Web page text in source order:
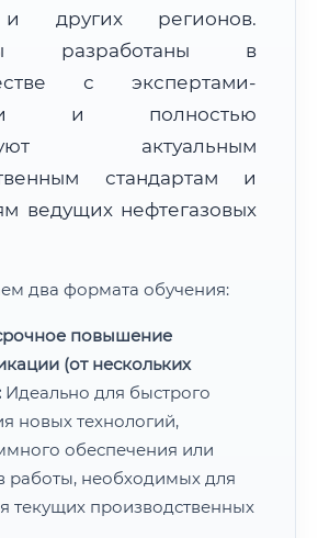
других регионов.
разработаны в
с экспертами-
и полностью
актуальным
стандартам и
ведущих нефтегазовых
два формата обучения:
повышение
(от нескольких
Идеально для быстрого
новых технологий,
обеспечения или
работы, необходимых для
текущих производственных